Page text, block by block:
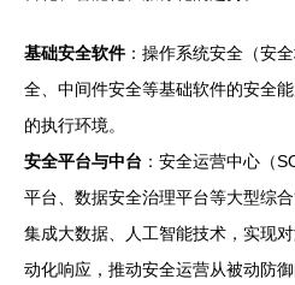
基础安全软件：操作系统安全（安
全、中间件安全等基础软件的安全
的执行环境。
安全平台与中台 ：安全运营中心（
平台、数据安全治理平台等大型综
集成大数据、人工智能技术，实现
动化响应，推动安全运营从被动防